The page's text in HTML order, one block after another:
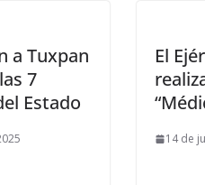
a Tuxpan
7
Estado
El
14 de